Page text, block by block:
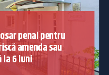
penal pentru
amenda sau
la 6 luni